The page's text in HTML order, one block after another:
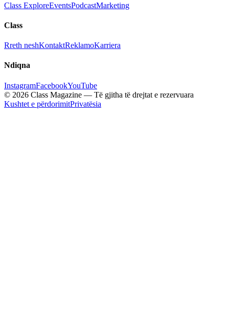
Class ExploreEventsPodcastMarketing
Class
Rreth neshKontaktReklamoKarriera
Ndiqna
InstagramFacebookYouTube
© 2026 Class Magazine — Të gjitha të drejtat e rezervuara
Kushtet e përdorimitPrivatësia